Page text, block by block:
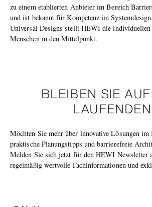
zu einem etablierten Anbieter im Bereich
und ist bekannt für Kompetenz im
Universal Designs stellt HEWI die
Menschen in den Mittelpunkt.
BLEIBEN SIE
LAUFENDEN
Möchten Sie mehr über innovative Lösungen im
praktische Planungstipps und barrierefreie
Melden Sie sich jetzt für den HEWI Newsletter
regelmäßig wertvolle Fachinformationen und